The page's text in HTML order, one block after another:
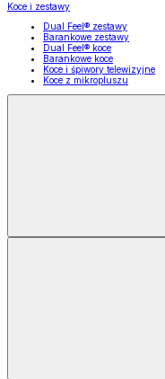
Koce i zestawy
Dual Feel® zestawy
Barankowe zestawy
Dual Feel® koce
Barankowe koce
Koce i śpiwory telewizyjne
Koce z mikropluszu